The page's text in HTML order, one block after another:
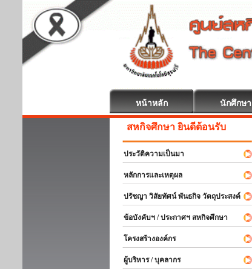
หน้าหลัก นักศึกษา
สหกิจศึกษา ยินดีต้อนรับ
ประวัติความเป็นมา
หลักการและเหตุผล
ปรัชญา วิสัยทัศน์ พันธกิจ วัตถุประสงค์
ข้อบังคับฯ / ประกาศฯ สหกิจศึกษา
โครงสร้างองค์กร
ผู้บริหาร / บุคลากร